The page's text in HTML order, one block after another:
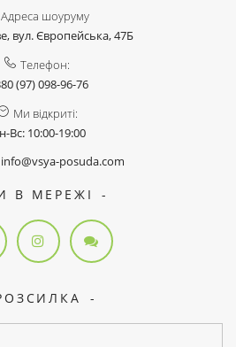
Адреса шоуруму
вул. Європейська, 47Б
Телефон:
(97) 098-96-76
Ми відкриті:
Вс: 10:00-19:00
info@vsya-posuda.com
В МЕРЕЖІ